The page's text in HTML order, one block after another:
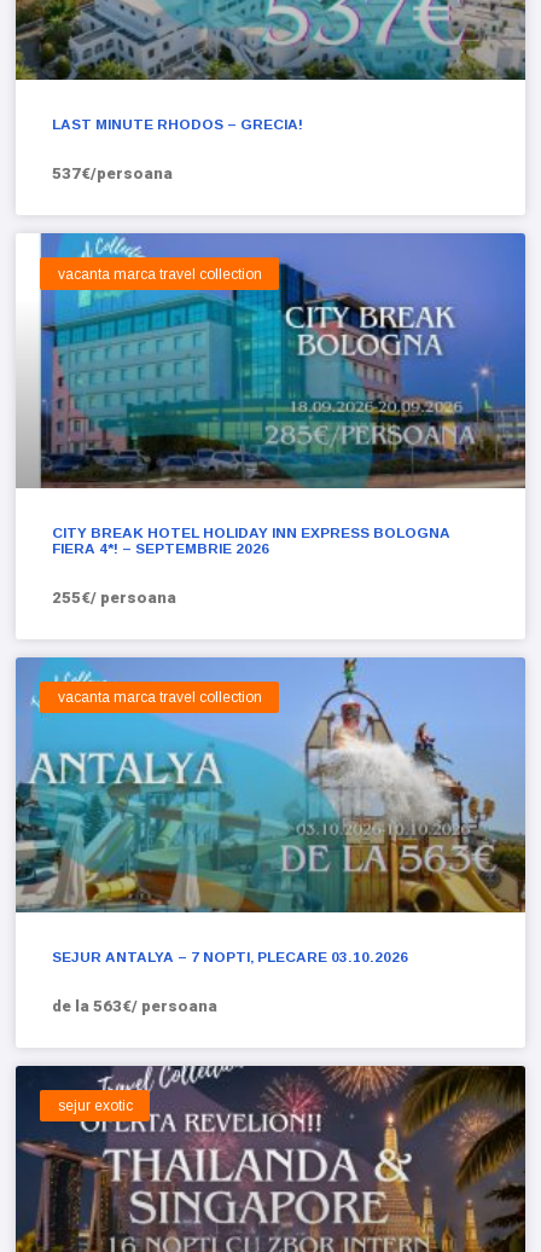
LAST MINUTE RHODOS – GRECIA!
537€/persoana
vacanta marca travel collection
CITY BREAK HOTEL HOLIDAY INN EXPRESS BOLOGNA
FIERA 4*! – SEPTEMBRIE 2026
255€/ persoana
vacanta marca travel collection
SEJUR ANTALYA – 7 NOPTI, PLECARE 03.10.2026
de la 563€/ persoana
sejur exotic